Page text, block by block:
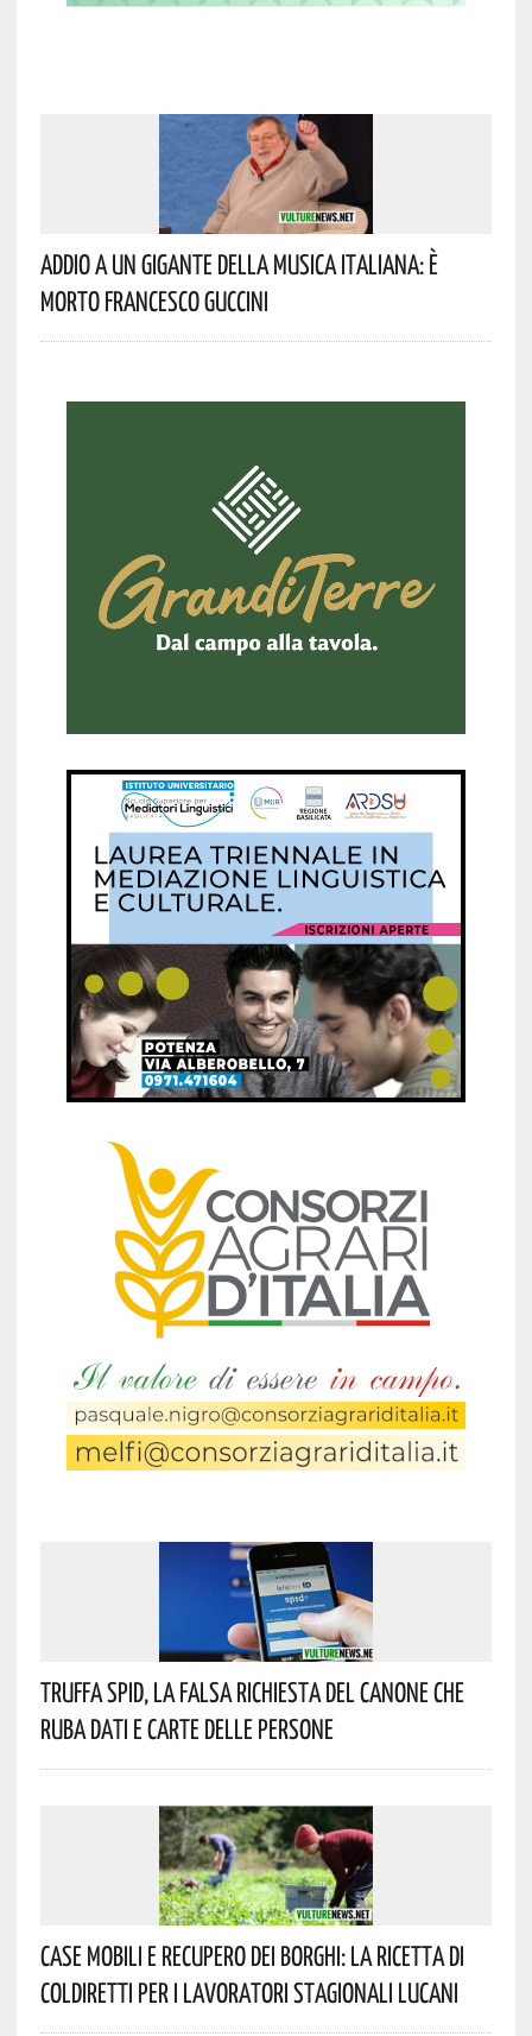
Addio A Un Gigante Della Musica Italiana: È
Morto Francesco Guccini
Truffa Spid, La Falsa Richiesta Del Canone Che
Ruba Dati E Carte Delle Persone
Case Mobili E Recupero Dei Borghi: La Ricetta Di
Coldiretti Per I Lavoratori Stagionali Lucani